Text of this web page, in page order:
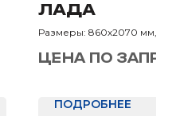
ЛАДА
Размеры: 860х2070 мм,
Назначение: В квартиру
ЦЕНА ПО
ПОДРОБНЕЕ